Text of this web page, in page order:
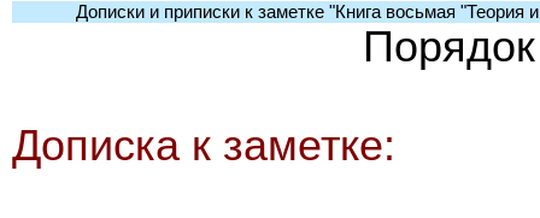
Дописки и приписки к заметке "Книга восьмая "Теория
Дописка к заметке: